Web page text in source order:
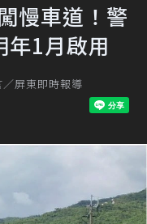
慢車道！警
年1月啟用
屏東即時報導